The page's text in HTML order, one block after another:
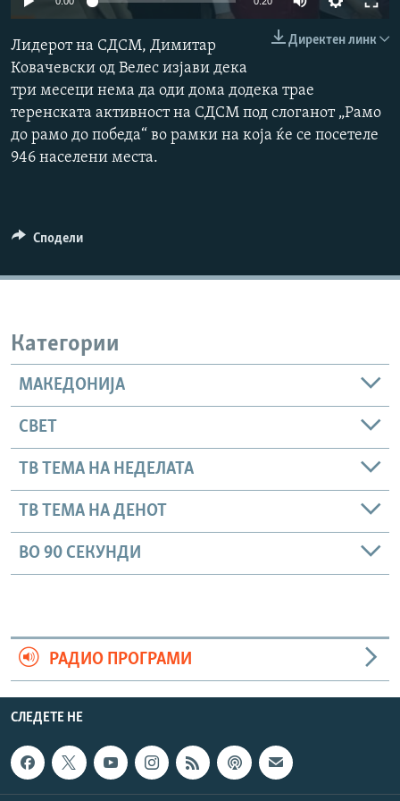
РСЕ веб страници
Auto 240p 360p
720p
480p
Директен линк
Лидерот на СДСМ, Димитар
Ковачевски од Велес изјави дека
три месеци нема да оди дома додека трае
теренската активност на СДСМ под слоганот „Рамо
до рамо до победа“ во рамки на која ќе се посетеле
946 населени места.
Сподели
Категории
МАКЕДОНИЈА
СВЕТ
ТВ ТЕМА НА НЕДЕЛАТА
ТВ ТЕМА НА ДЕНОТ
ВО 90 СЕКУНДИ
РАДИО ПРОГРАМИ
СЛЕДЕТЕ НЕ